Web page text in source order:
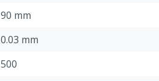
90 mm
0.03 mm
500